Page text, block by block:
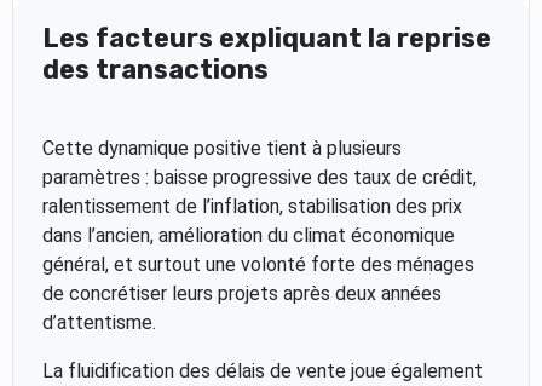
Les facteurs expliquant la reprise
des transactions
Cette dynamique positive tient à plusieurs
paramètres : baisse progressive des taux de crédit,
ralentissement de l’inflation, stabilisation des prix
dans l’ancien, amélioration du climat économique
général, et surtout une volonté forte des ménages
de concrétiser leurs projets après deux années
d’attentisme.
La fluidification des délais de vente joue également